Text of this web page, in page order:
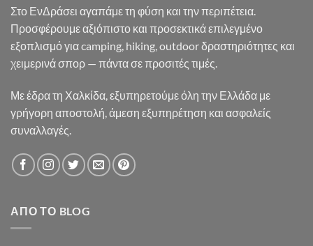
Στο ΕνΔράσει αγαπάμε τη φύση και την περιπέτεια.
Προσφέρουμε αξιόπιστο και προσεκτικά επιλεγμένο
εξοπλισμό για camping, hiking, outdoor δραστηριότητες και
χειμερινά σπορ — πάντα σε προσιτές τιμές.
Με έδρα τη Χαλκίδα, εξυπηρετούμε όλη την Ελλάδα με
γρήγορη αποστολή, άμεση εξυπηρέτηση και ασφαλείς
συναλλαγές.
ΑΠΌ ΤΟ BLOG